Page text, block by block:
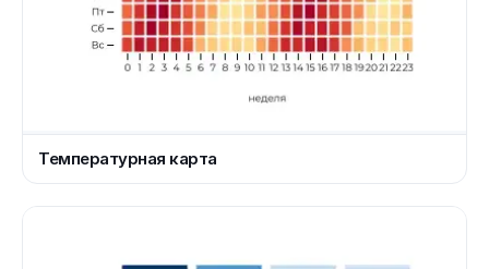
Температурная карта